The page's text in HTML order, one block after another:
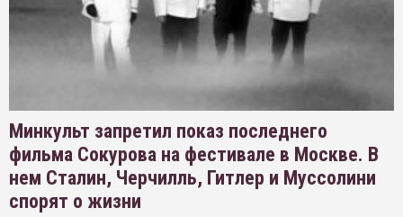
Минкульт запретил показ последнего
фильма Сокурова на фестивале в Москве. В
нем Сталин, Черчилль, Гитлер и Муссолини
спорят о жизни